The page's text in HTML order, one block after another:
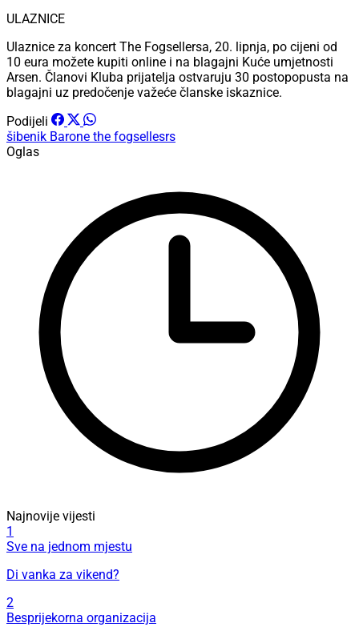
ULAZNICE
Ulaznice za koncert The Fogsellersa, 20. lipnja, po cijeni od
10 eura možete kupiti online i na blagajni Kuće umjetnosti
Arsen. Članovi Kluba prijatelja ostvaruju 30 postopopusta na
blagajni uz predočenje važeće članske iskaznice.
Podijeli
šibenik Barone the fogsellesrs
Oglas
Najnovije vijesti
1
Sve na jednom mjestu
Di vanka za vikend?
2
Besprijekorna organizacija